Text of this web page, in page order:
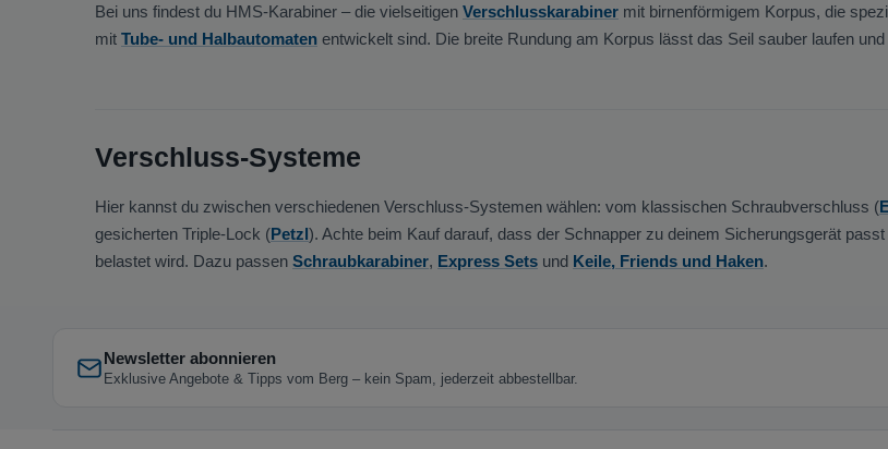
Bei uns findest du HMS-Karabiner – die vielseitigen Verschlusskarabiner mit birnenförmigem Korpus, die
mit Tube- und Halbautomaten entwickelt sind. Die breite Rundung am Korpus lässt das Seil sauber laufen
Verschluss-Systeme
Hier kannst du zwischen verschiedenen Verschluss-Systemen wählen: vom klassischen Schraubverschluss (
gesicherten Triple-Lock (Petzl). Achte beim Kauf darauf, dass der Schnapper zu deinem Sicherungsgerät
belastet wird. Dazu passen Schraubkarabiner, Express Sets und Keile, Friends und Haken.
Newsletter abonnieren
Exklusive Angebote & Tipps vom Berg – kein Spam, jederzeit abbestellbar.